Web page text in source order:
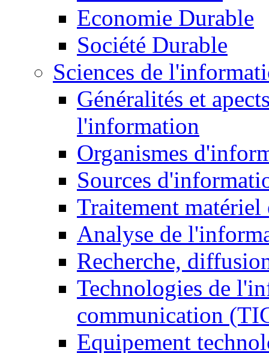
Economie Durable
Société Durable
Sciences de
Généralités et
l'information
Organismes
Sources
Traitement matériel
Analyse de
Recherche,
Technologies de
communication
Equipement